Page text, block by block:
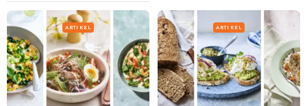
ARTIKEL ARTIKEL